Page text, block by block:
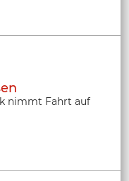
nimmt Fahrt auf